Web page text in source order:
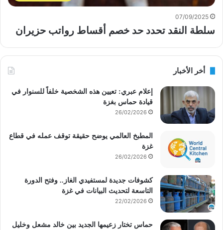
07/09/2025
سلطة النقد تحدد حد خصم أقساط رواتب حزيران
أخر الأخبار
إعلام عبري: تعيين هذه الشخصية خلفاً للسنوار في
قيادة حماس بغزة
26/02/2026
المطبخ العالمي يوضح حقيقة توقف عمله في قطاع
غزة
26/02/2026
كشوفات جديدة لمستفيدي الغاز.. وفتح الدورة
التاسعة لتحديث البيانات في غزة
22/02/2026
حماس تختار زعيمها الجديد بين خالد مشعل وخليل